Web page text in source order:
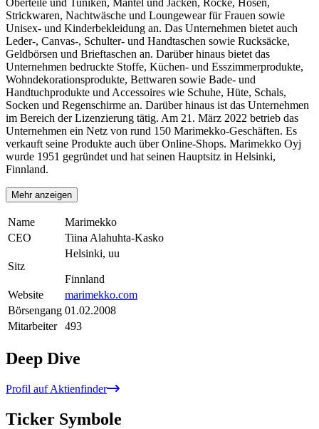
Strickwaren, Nachtwäsche und Loungewear für Frauen sowie
Unisex- und Kinderbekleidung an. Das Unternehmen bietet auch
Leder-, Canvas-, Schulter- und Handtaschen sowie Rucksäcke,
Geldbörsen und Brieftaschen an. Darüber hinaus bietet das
Unternehmen bedruckte Stoffe, Küchen- und Esszimmerprodukte,
Wohndekorationsprodukte, Bettwaren sowie Bade- und
Handtuchprodukte und Accessoires wie Schuhe, Hüte, Schals,
Socken und Regenschirme an. Darüber hinaus ist das Unternehmen
im Bereich der Lizenzierung tätig. Am 21. März 2022 betrieb das
Unternehmen ein Netz von rund 150 Marimekko-Geschäften. Es
verkauft seine Produkte auch über Online-Shops. Marimekko Oyj
wurde 1951 gegründet und hat seinen Hauptsitz in Helsinki,
Finnland.
Mehr anzeigen
Name
Marimekko
CEO
Tiina Alahuhta-Kasko
Sitz
Helsinki, uu
Finnland
Website
marimekko.com
Börsengang 01.02.2008
Mitarbeiter
493
Deep Dive
Profil auf Aktienfinder
Ticker Symbole